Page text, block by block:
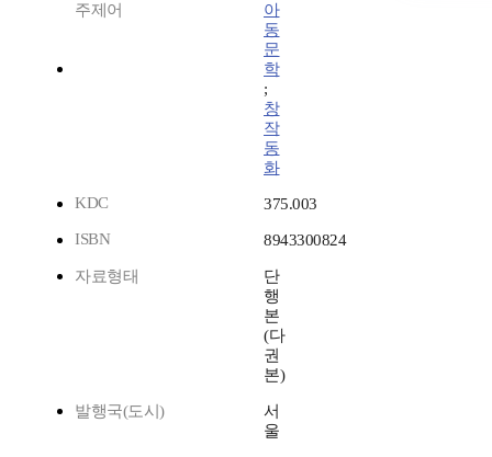
주제어
아
동
문
학
;
창
작
동
화
KDC
375.003
ISBN
8943300824
자료형태
단
행
본
(다
권
본)
발행국(도시)
서
울